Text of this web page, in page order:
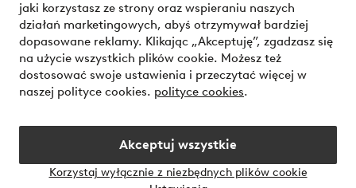
jaki korzystasz ze strony oraz wspieraniu naszych
działań marketingowych, abyś otrzymywał bardziej
dopasowane reklamy. Klikając „Akceptuję”, zgadzasz się
na użycie wszystkich plików cookie. Możesz też
dostosować swoje ustawienia i przeczytać więcej w
naszej polityce cookies. polityce cookies.
Akceptuj wszystkie
Korzystaj wyłącznie z niezbędnych plików cookie
Chcesz dowiedzieć się więcej o naszych opcjach płatności